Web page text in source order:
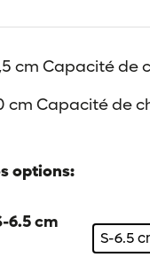
cm Capacité de
cm Capacité de
options:
6.5 cm
S-6.5